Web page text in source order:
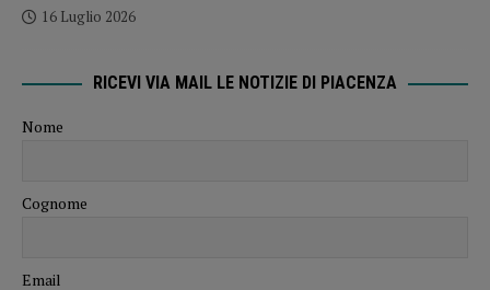
16 Luglio 2026
RICEVI VIA MAIL LE NOTIZIE DI PIACENZA
Nome
Cognome
Email